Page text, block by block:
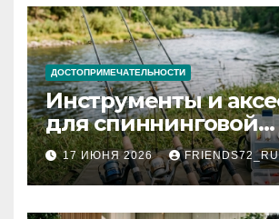
ДОСТОПРИМЕЧАТЕЛЬНОСТИ
Инструменты и
для спиннинговой
рыбалки:
типы
17 ИЮНЯ 2026 FRIENDS72_RU